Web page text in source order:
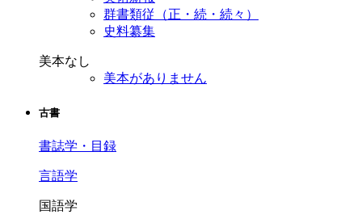
群書類従（正・続・続々）
史料纂集
美本なし
美本がありません
古書
書誌学・目録
言語学
国語学